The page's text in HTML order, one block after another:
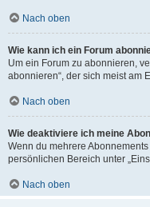
Nach oben
Wie kann ich ein Forum
Um ein Forum zu abonnieren,
abonnieren“, der sich meist am
Nach oben
Wie deaktiviere ich meine
Wenn du mehrere
persönlichen Bereich unter
Nach oben